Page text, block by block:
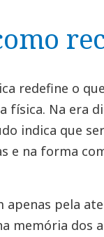
redefine o
física. Na era
indica que
e na forma
pela
memória dos